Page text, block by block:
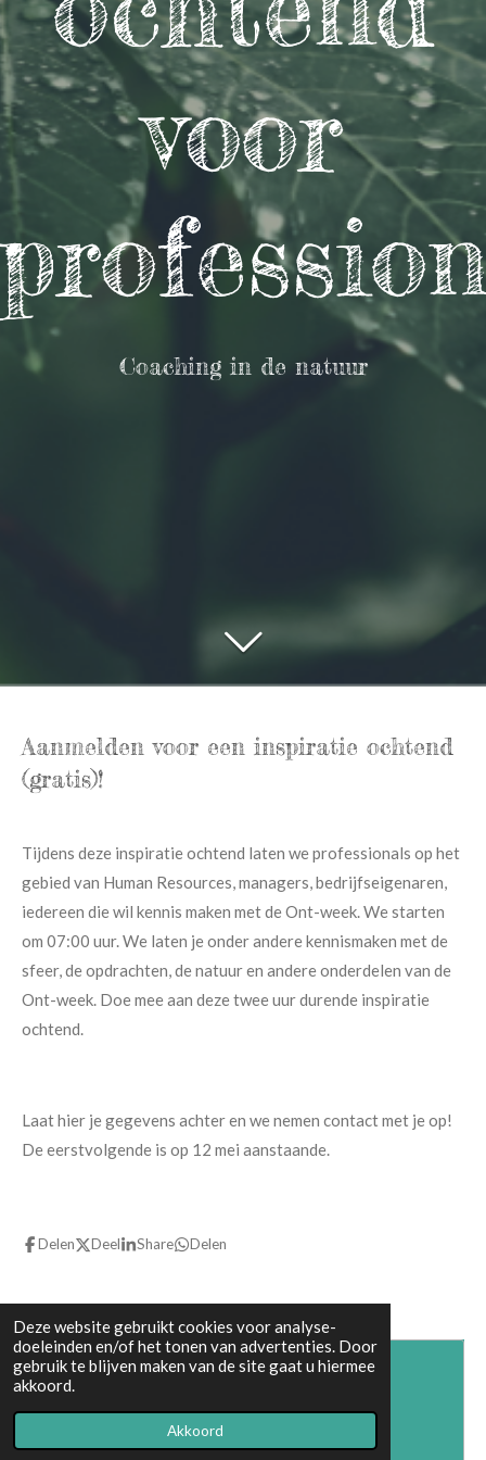
Deze website gebruikt cookies voor analyse-
doeleinden en/of het tonen van advertenties. Door
gebruik te blijven maken van de site gaat u hiermee
akkoord.
Akkoord
voor
Coaching in de natuur
Aanmelden voor een inspiratie ochtend
(gratis)!
Tijdens deze inspiratie ochtend laten we professionals op het
gebied van Human Resources, managers, bedrijfseigenaren,
iedereen die wil kennis maken met de Ont-week. We starten
om 07:00 uur. We laten je onder andere kennismaken met de
sfeer, de opdrachten, de natuur en andere onderdelen van de
Ont-week. Doe mee aan deze twee uur durende inspiratie
ochtend.
Laat hier je gegevens achter en we nemen contact met je op!
De eerstvolgende is op 12 mei aanstaande.
Delen Deel Share Delen
JouwWeb